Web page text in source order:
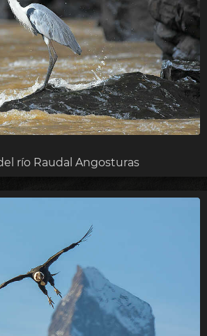
río Raudal Angosturas